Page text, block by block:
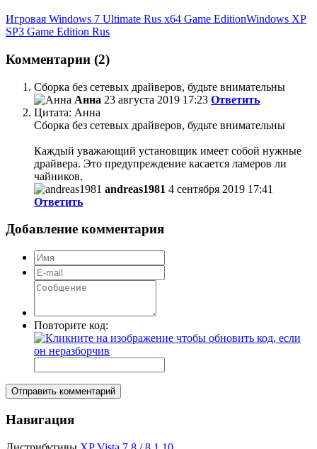
Игровая Windows 7 Ultimate Rus x64 Game EditionWindows XP
SP3 Game Edition Rus
Комментарии (2)
Сборка без сетевых драйверов, будьте внимательны
Анна 23 августа 2019 17:23 Ответить
Цитата: Анна
Сборка без сетевых драйверов, будьте внимательны
Каждый уважающий установщик имеет собой нужные
драйвера. Это предупреждение касается ламеров ли
чайников.
andreas1981 4 сентября 2019 17:41
Ответить
Добавление комментария
Повторите код:
Отправить комментарий
Навигация